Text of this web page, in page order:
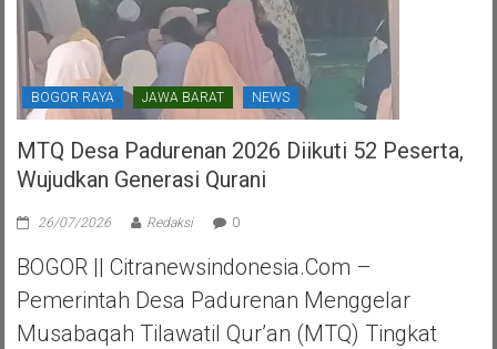
BOGOR RAYA JAWA BARAT NEWS
MTQ Desa Padurenan 2026 Diikuti 52 Peserta,
Wujudkan Generasi Qurani
26/07/2026 Redaksi 0
BOGOR || Citranewsindonesia.com –
Pemerintah Desa Padurenan Menggelar
Musabaqah Tilawatil Qur’an (MTQ) Tingkat